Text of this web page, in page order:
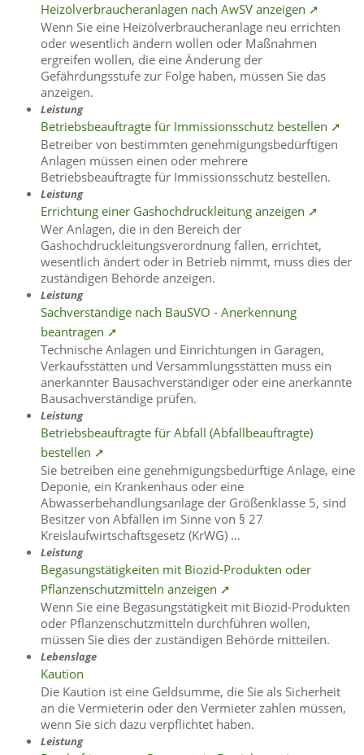
Heizölverbraucheranlagen nach AwSV anzeigen ➚
Wenn Sie eine Heizölverbraucheranlage neu errichten
oder wesentlich ändern wollen oder Maßnahmen
ergreifen wollen, die eine Änderung der
Gefährdungsstufe zur Folge haben, müssen Sie das
anzeigen.
Leistung
Betriebsbeauftragte für Immissionsschutz bestellen ➚
Betreiber von bestimmten genehmigungsbedürftigen
Anlagen müssen einen oder mehrere
Betriebsbeauftragte für Immissionsschutz bestellen.
Leistung
Errichtung einer Gashochdruckleitung anzeigen ➚
Wer Anlagen, die in den Bereich der
Gashochdruckleitungsverordnung fallen, errichtet,
wesentlich ändert oder in Betrieb nimmt, muss dies der
zuständigen Behörde anzeigen.
Leistung
Sachverständige nach BauSVO - Anerkennung
beantragen ➚
Technische Anlagen und Einrichtungen in Garagen,
Verkaufsstätten und Versammlungsstätten muss ein
anerkannter Bausachverständiger oder eine anerkannte
Bausachverständige prüfen.
Leistung
Betriebsbeauftragte für Abfall (Abfallbeauftragte)
bestellen ➚
Sie betreiben eine genehmigungsbedürftige Anlage, eine
Deponie, ein Krankenhaus oder eine
Abwasserbehandlungsanlage der Größenklasse 5, sind
Besitzer von Abfällen im Sinne von § 27
Kreislaufwirtschaftsgesetz (KrWG) …
Leistung
Begasungstätigkeiten mit Biozid-Produkten oder
Pflanzenschutzmitteln anzeigen ➚
Wenn Sie eine Begasungstätigkeit mit Biozid-Produkten
oder Pflanzenschutzmitteln durchführen wollen,
müssen Sie dies der zuständigen Behörde mitteilen.
Lebenslage
Kaution
Die Kaution ist eine Geldsumme, die Sie als Sicherheit
an die Vermieterin oder den Vermieter zahlen müssen,
wenn Sie sich dazu verpflichtet haben.
Leistung